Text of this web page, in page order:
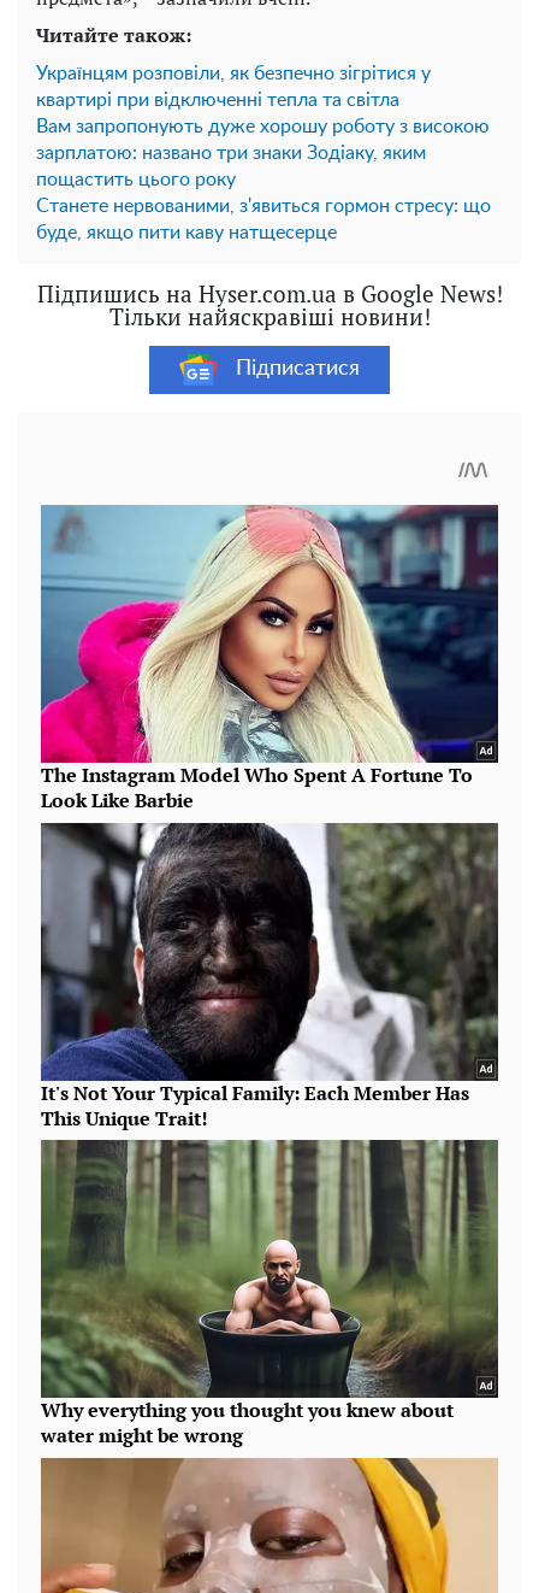
Читайте також:
Українцям розповіли, як безпечно зігрітися у
квартирі при відключенні тепла та світла
Вам запропонують дуже хорошу роботу з високою
зарплатою: названо три знаки Зодіаку, яким
пощастить цього року
Станете нервованими, з'явиться гормон стресу: що
буде, якщо пити каву натщесерце
Підпишись на Hyser.com.ua в Google News!
Тільки найяскравіші новини!
Підписатися